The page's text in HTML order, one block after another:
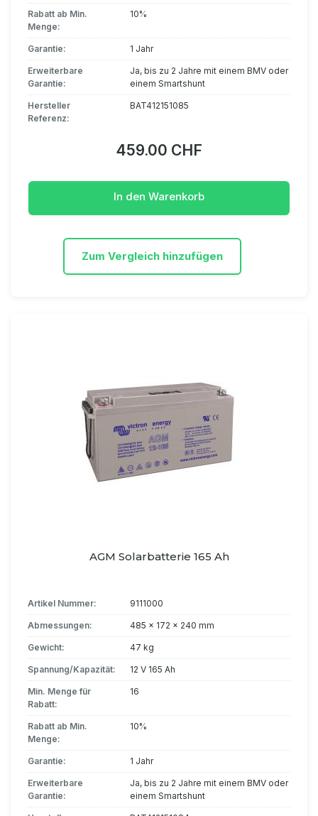
Rabatt ab Min.
Menge:
10%
Garantie: 1 Jahr
Erweiterbare
Garantie:
Ja, bis zu 2 Jahre mit einem BMV oder
einem Smartshunt
Hersteller
Referenz:
BAT412151085
459.00 CHF
In den Warenkorb
Zum Vergleich hinzufügen
AGM Solarbatterie 165 Ah
Artikel Nummer: 9111000
Abmessungen: 485 x 172 x 240 mm
Gewicht: 47 kg
Spannung/Kapazität: 12 V 165 Ah
Min. Menge für
Rabatt:
16
Rabatt ab Min.
Menge:
10%
Garantie: 1 Jahr
Erweiterbare
Garantie:
Ja, bis zu 2 Jahre mit einem BMV oder
einem Smartshunt